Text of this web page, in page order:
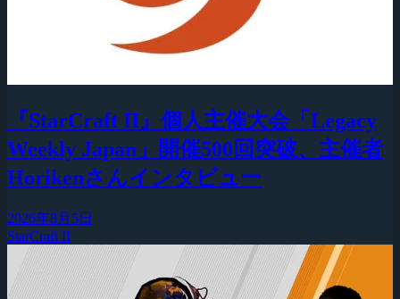
『StarCraft II』個人主催大会「Legacy
Weekly Japan」開催500回突破、主催者
Horikenさんインタビュー
2026年8月5日
StarCraft II